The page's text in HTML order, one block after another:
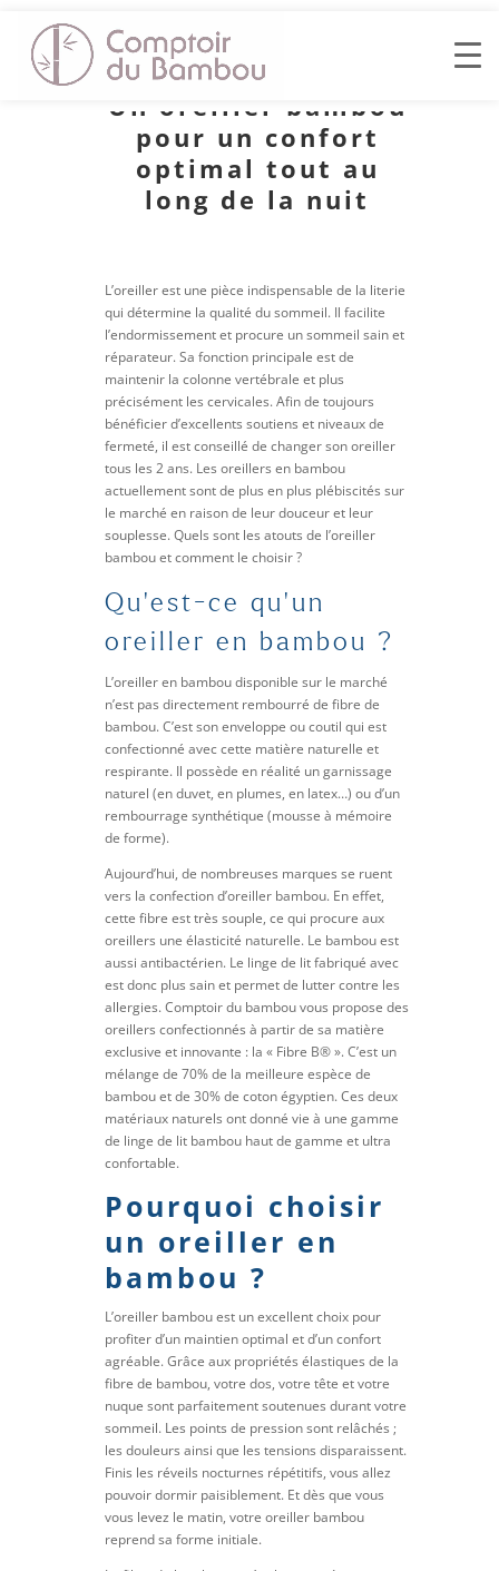
NOS OREILLERS
Un oreiller bambou
pour un confort
optimal tout au
long de la nuit
L’oreiller est une pièce indispensable de la literie
qui détermine la qualité du sommeil. Il facilite
l’endormissement et procure un sommeil sain et
réparateur. Sa fonction principale est de
maintenir la colonne vertébrale et plus
précisément les cervicales. Afin de toujours
bénéficier d’excellents soutiens et niveaux de
fermeté, il est conseillé de changer son oreiller
tous les 2 ans. Les oreillers en bambou
actuellement sont de plus en plus plébiscités sur
le marché en raison de leur douceur et leur
souplesse. Quels sont les atouts de l’oreiller
bambou et comment le choisir ?
Qu’est-ce qu’un
oreiller en bambou ?
L’oreiller en bambou disponible sur le marché
n’est pas directement rembourré de fibre de
bambou. C’est son enveloppe ou coutil qui est
confectionné avec cette matière naturelle et
respirante. Il possède en réalité un garnissage
naturel (en duvet, en plumes, en latex…) ou d’un
rembourrage synthétique (mousse à mémoire
de forme).
Aujourd’hui, de nombreuses marques se ruent
vers la confection d’oreiller bambou. En effet,
cette fibre est très souple, ce qui procure aux
oreillers une élasticité naturelle. Le bambou est
aussi antibactérien. Le linge de lit fabriqué avec
est donc plus sain et permet de lutter contre les
allergies. Comptoir du bambou vous propose des
oreillers confectionnés à partir de sa matière
exclusive et innovante : la « Fibre B® ». C’est un
mélange de 70% de la meilleure espèce de
bambou et de 30% de coton égyptien. Ces deux
matériaux naturels ont donné vie à une gamme
de linge de lit bambou haut de gamme et ultra
confortable.
Pourquoi choisir
un oreiller en
bambou ?
L’oreiller bambou est un excellent choix pour
profiter d’un maintien optimal et d’un confort
agréable. Grâce aux propriétés élastiques de la
fibre de bambou, votre dos, votre tête et votre
nuque sont parfaitement soutenues durant votre
sommeil. Les points de pression sont relâchés ;
les douleurs ainsi que les tensions disparaissent.
Finis les réveils nocturnes répétitifs, vous allez
pouvoir dormir paisiblement. Et dès que vous
vous levez le matin, votre oreiller bambou
reprend sa forme initiale.